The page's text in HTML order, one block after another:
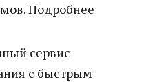
Подробнее
сервис
с быстрым